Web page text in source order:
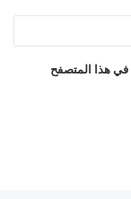
في هذا المتصفح